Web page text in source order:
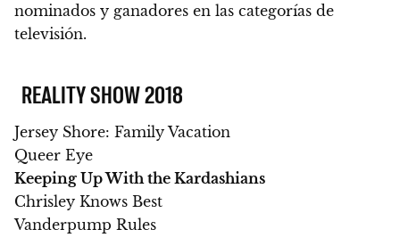
nominados y ganadores en las categorías de
televisión.
REALITY SHOW 2018
Jersey Shore: Family Vacation
Queer Eye
Keeping Up With the Kardashians
Chrisley Knows Best
Vanderpump Rules